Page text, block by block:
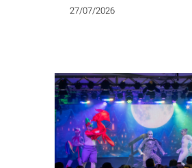
27/07/2026